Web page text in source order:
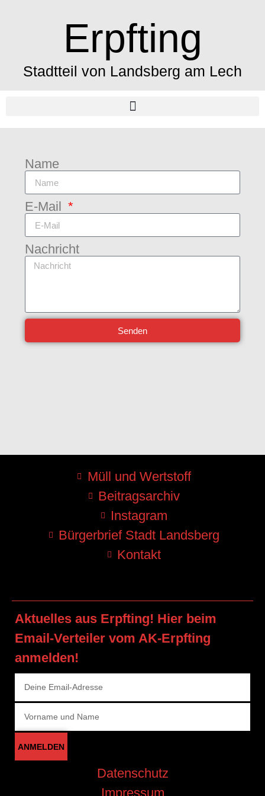
Erpfting
Stadtteil von Landsberg am Lech
Name
E-Mail
Nachricht
Senden
Müll und Wertstoff
Beitragsarchiv
Instagram
Bürgerbrief Stadt Landsberg
Kontakt
Aktuelles aus Erpfting! Hier beim
Email-Verteiler vom AK-Erpfting
anmelden!
ANMELDEN
Datenschutz
Impressum